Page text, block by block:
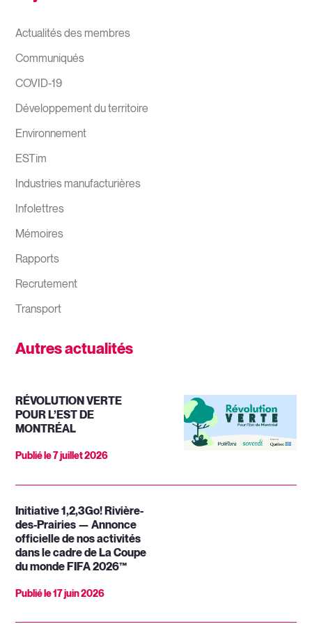
Actualités des membres
Communiqués
COVID-19
Développement du territoire
Environnement
ESTim
Industries manufacturières
Infolettres
Mémoires
Rapports
Recrutement
Transport
Autres actualités
RÉVOLUTION VERTE
POUR L’EST DE
MONTRÉAL
Publié le7 juillet 2026
Initiative 1,2,3Go! Rivière-
des-Prairies — Annonce
officielle de nos activités
dans le cadre de La Coupe
du monde FIFA 2026™
Publié le17 juin 2026